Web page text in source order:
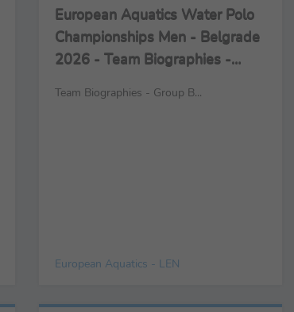
European Aquatics Water Polo
Championships Men - Belgrade
2026 - Team Biographies -
Team Biographies - Group B...
European Aquatics - LEN